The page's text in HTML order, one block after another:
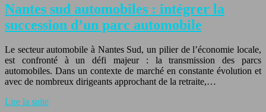
Nantes sud automobiles : intégrer la
succession d’un parc automobile
Le secteur automobile à Nantes Sud, un pilier de l’économie locale,
est confronté à un défi majeur : la transmission des parcs
automobiles. Dans un contexte de marché en constante évolution et
avec de nombreux dirigeants approchant de la retraite,…
Lire la suite